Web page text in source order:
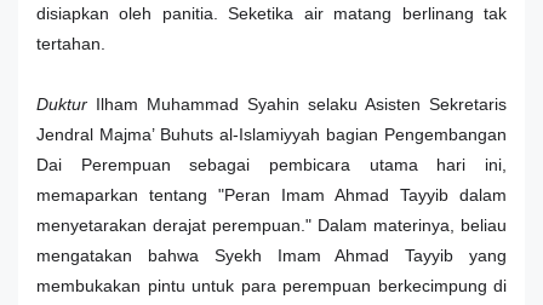
disiapkan oleh panitia. Seketika air matang berlinang tak
tertahan.
Duktur Ilham Muhammad Syahin selaku Asisten Sekretaris
Jendral Majma’ Buhuts al-Islamiyyah bagian Pengembangan
Dai Perempuan sebagai pembicara utama hari ini,
memaparkan tentang "Peran Imam Ahmad Tayyib dalam
menyetarakan derajat perempuan." Dalam materinya, beliau
mengatakan bahwa Syekh Imam Ahmad Tayyib yang
membukakan pintu untuk para perempuan berkecimpung di